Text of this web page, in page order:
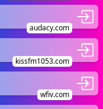
audacy.com
kissfm1053.com
wfiv.com